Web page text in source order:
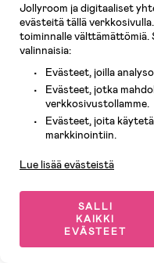
6 JÄLJELLÄ
Saucony Eclipse Kids
Navy/White
34,90 €
Ovh: 65,90 €
1
Jollyroom ja digitaaliset
evästeitä tällä
toiminnalle välttämättömiä.
valinnaisia:
Evästeet, joilla
Evästeet, jotka
verkkosivustollamme.
Evästeet, joita
markkinointiin.
Lue lisää evästeistä
SALLI
KAIKKI
EVÄSTEET